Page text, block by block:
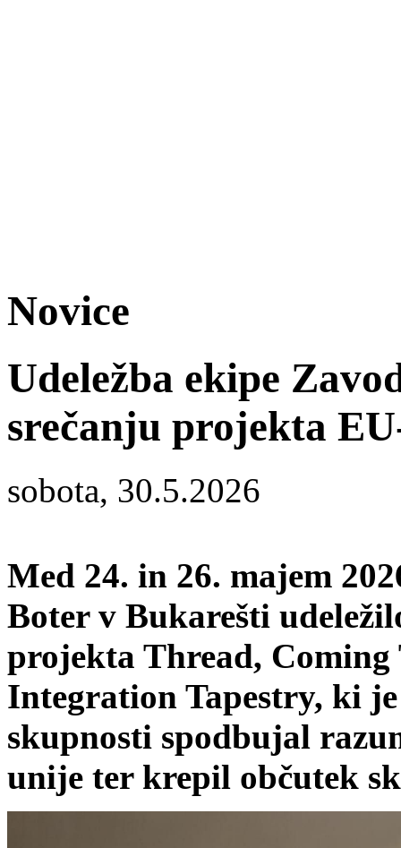
Novice
Udeležba ekipe
srečanju projekta
sobota, 30.5.2026
Med 24. in 26. majem
Boter v Bukarešti
projekta Thread,
Integration Tapestry, ki
skupnosti spodbujal
unije ter krepil občutek